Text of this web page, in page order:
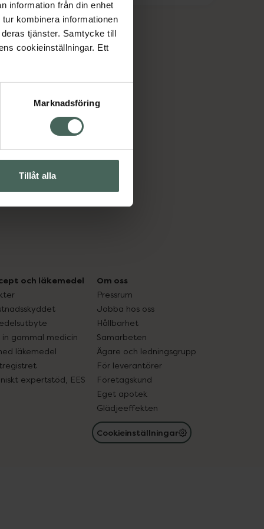
information från din enhet
kombinera informationen
tjänster. Samtycke till
cookieinställningar. Ett
Marknadsföring
Tillåt alla
och läkemedel
in gammal medicin
läkemedel
expertstöd, EES
Om oss
Pressrum
Jobba hos oss
Hållbarhet
Samarbeten
Ägare och ledningsgrupp
För leverantörer
Företagskund
Eget apotek
Glädjeeffekten
Cookieinställningar